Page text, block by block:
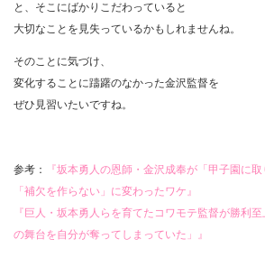
と、そこにばかりこだわっていると
大切なことを見失っているかもしれませんね。
そのことに気づけ、
変化することに躊躇のなかった金沢監督を
ぜひ見習いたいですね。
参考：
『坂本勇人の恩師・金沢成奉が「甲子園に
「補欠を作らない」に変わったワケ』
『巨人・坂本勇人らを育てたコワモテ監督が勝利
の舞台を自分が奪ってしまっていた」』